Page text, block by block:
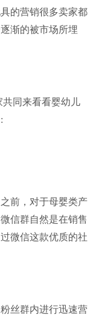
的营销很多卖家都
渐的被市场所埋
同来看看婴幼儿
前，对于母婴类产
信群自然是在销售
微信这款优质的社
丝群内进行迅速营